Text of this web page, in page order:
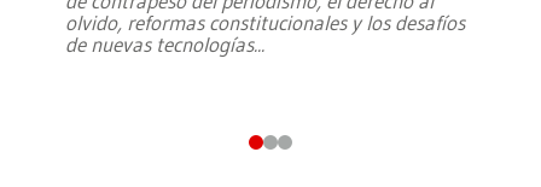
olvido, reformas constitucionales y los desafíos
de nuevas tecnologías...